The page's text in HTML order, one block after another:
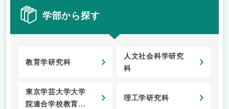
学部から探す
教育学研究科
人文社会科学研究
科
東京学芸大学大学
院連合学校教育学
理工学研究科